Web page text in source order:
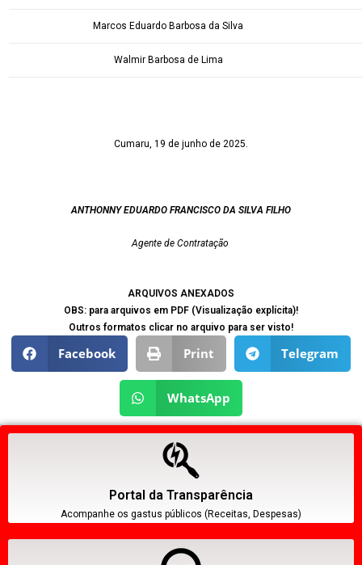
Marcos Eduardo Barbosa da Silva
Walmir Barbosa de Lima
Cumaru, 19 de junho de 2025.
ANTHONNY EDUARDO FRANCISCO DA SILVA FILHO
Agente de Contratação
ARQUIVOS ANEXADOS
OBS: para arquivos em PDF (Visualização explícita)!
Outros formatos clicar no arquivo para ser visto!
Facebook Print Telegram
WhatsApp
Portal da Transparência
Acompanhe os gastus públicos (Receitas, Despesas)